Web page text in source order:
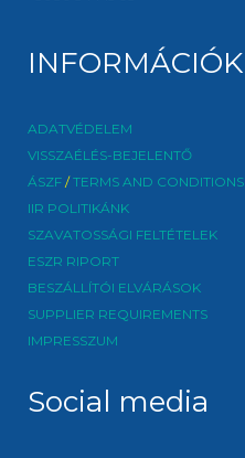
INFORMÁCIÓK
ADATVÉDELEM
VISSZAÉLÉS-BEJELENTŐ
ÁSZF /TERMS AND CONDITIONS
IIR POLITIKÁNK
SZAVATOSSÁGI FELTÉTELEK
ESZR RIPORT
BESZÁLLÍTÓI ELVÁRÁSOK
SUPPLIER REQUIREMENTS
IMPRESSZUM
Social media